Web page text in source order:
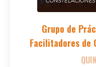
Grupo de
Facilitadores de